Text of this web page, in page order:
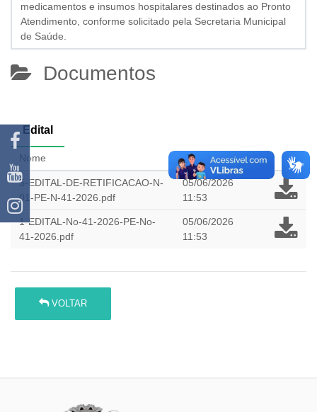
medicamentos e insumos hospitalares destinados ao Pronto
Atendimento, conforme solicitado pela Secretaria Municipal
de Saúde.
Documentos
Edital
Nome Atualizado em
5-EDITAL-DE-RETIFICACAO-N-
01-PE-N-41-2026.pdf
05/06/2026
11:53
1-EDITAL-No-41-2026-PE-No-
41-2026.pdf
05/06/2026
11:53
VOLTAR